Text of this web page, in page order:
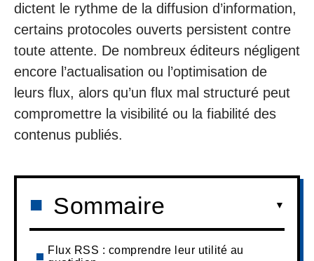
dictent le rythme de la diffusion d’information,
certains protocoles ouverts persistent contre
toute attente. De nombreux éditeurs négligent
encore l’actualisation ou l’optimisation de
leurs flux, alors qu’un flux mal structuré peut
compromettre la visibilité ou la fiabilité des
contenus publiés.
Sommaire
Flux RSS : comprendre leur utilité au